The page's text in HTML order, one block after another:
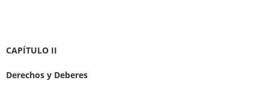
CAPÍTULO II
Derechos y Deberes